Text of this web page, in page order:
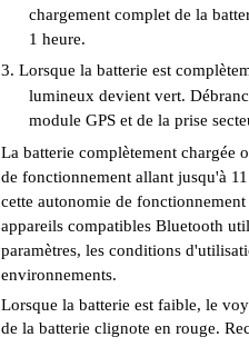
chargement complet de la
1 heure.
3. Lorsque la batterie est
lumineux devient vert.
module GPS et de la prise
La batterie complètement chargée
de fonctionnement allant jusqu'à
cette autonomie de
appareils compatibles Bluetooth
paramètres, les conditions
environnements.
Lorsque la batterie est faible, le
de la batterie clignote en rouge.